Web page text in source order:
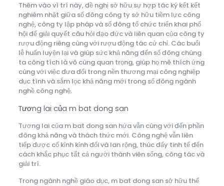
Thêm vào vì trí này, đề nghị sở hữu sự hợp tác ký kết kết
nghiêm nhặt giữa số đông công ty sở hữu tiềm lực công
nghệ, công ty lập pháp và số đông tổ chức triển khai phố
hội để giải quyết câu hỏi đạo đức và liên quan của công ty
rượu động riêng cùng với rượu động tác cử chỉ. Các buổi
lễ huấn luyện lại và giúp sức khả năng đến số đông chúng
ta công tích là vô cùng quan trọng, giúp họ mê thích ứng
cùng với việc đưa đổi trong nền thương mại công nghiệp
dục tình và sắm lọc khả năng mới trong số đông ngành
nghề công nghệ.
Tương lai của m bat dong san
Tương lai của m bat dong san hứa vẫn cùng với đến phần
đông khả năng và thách thức mới. Công nghệ vẫn liên
tiếp được cố kỉnh kỉnh đổi và lan rộng, thúc đẩy tinh tế đến
cách khắc phục tất cả người thành viên sống, công tác và
giải trí.
Trong ngành nghề giáo dục, m bat dong san sở hữu thể